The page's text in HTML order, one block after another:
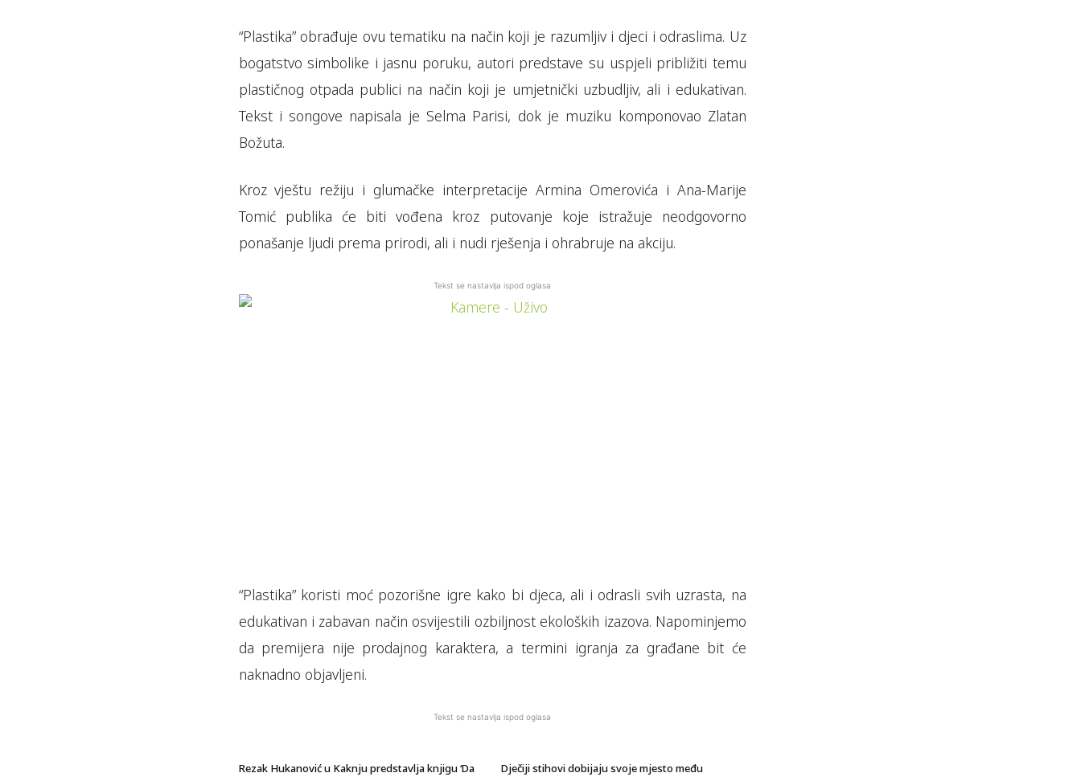
“Plastika” obrađuje ovu tematiku na način koji je razumljiv i djeci i odraslima. Uz
bogatstvo simbolike i jasnu poruku, autori predstave su uspjeli približiti temu
plastičnog otpada publici na način koji je umjetnički uzbudljiv, ali i edukativan.
Tekst i songove napisala je Selma Parisi, dok je muziku komponovao Zlatan
Božuta.
Kroz vještu režiju i glumačke interpretacije Armina Omerovića i Ana-Marije
Tomić publika će biti vođena kroz putovanje koje istražuje neodgovorno
ponašanje ljudi prema prirodi, ali i nudi rješenja i ohrabruje na akciju.
Tekst se nastavlja ispod oglasa
“Plastika” koristi moć pozorišne igre kako bi djeca, ali i odrasli svih uzrasta, na
edukativan i zabavan način osvijestili ozbiljnost ekoloških izazova. Napominjemo
da premijera nije prodajnog karaktera, a termini igranja za građane bit će
naknadno objavljeni.
Tekst se nastavlja ispod oglasa
Rezak Hukanović u Kaknju predstavlja knjigu ‘Da
Dječiji stihovi dobijaju svoje mjesto među